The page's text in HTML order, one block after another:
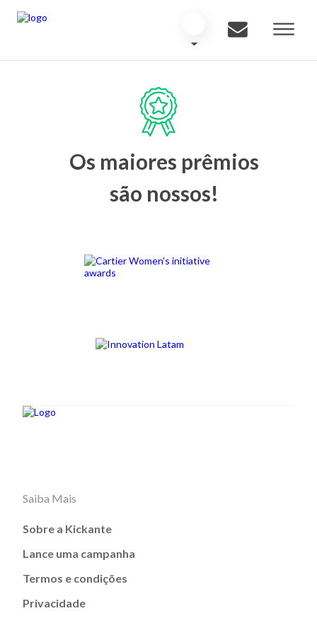
Os maiores prêmios
são nossos!
Saiba Mais
Sobre a Kickante
Lance uma campanha
Termos e condições
Privacidade